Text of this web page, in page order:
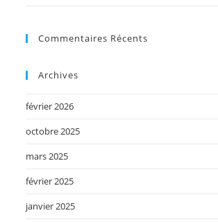
Commentaires Récents
Archives
février 2026
octobre 2025
mars 2025
février 2025
janvier 2025